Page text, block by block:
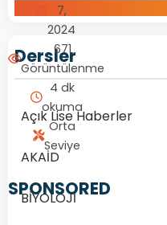
7,
2024
671
Görüntülenme
4 dk
okuma
Orta
Seviye
SPONSORED
Dersler
Açık Lise Haberler
AKAİD
BİYOLOJİ